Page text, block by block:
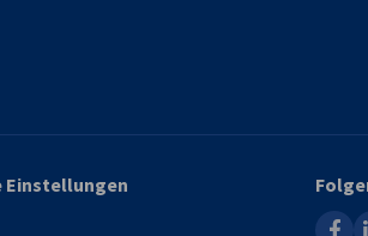
Einstellungen